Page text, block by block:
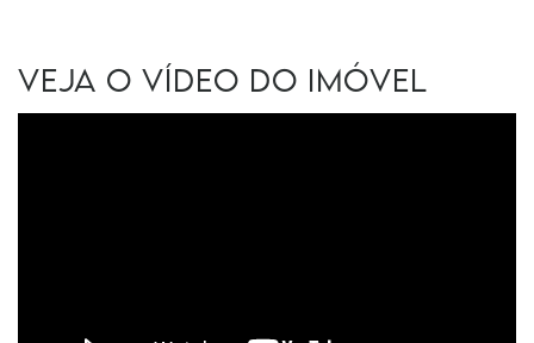
Veja o vídeo do imóvel